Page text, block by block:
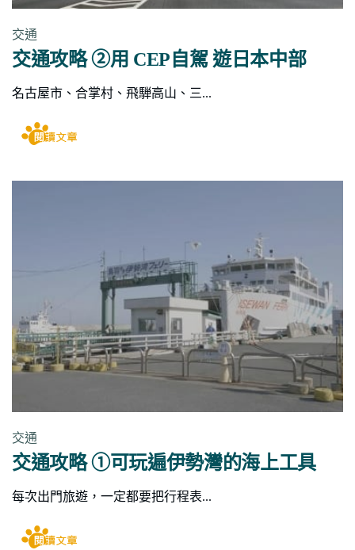
交通
交通攻略 ➁用 CEP自駕 遊日本中部
名古屋市、合掌村、飛騨高山、三...
交通
交通攻略 ①可玩遍伊勢灣的海上工具
每次出門旅遊，一定都要把行程表...